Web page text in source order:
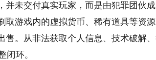
未交付真实玩家，而是由犯罪团伙成
取游戏内的虚拟货币、稀有道具等资
售。从非法获取个人信息、技术破解
闭环。